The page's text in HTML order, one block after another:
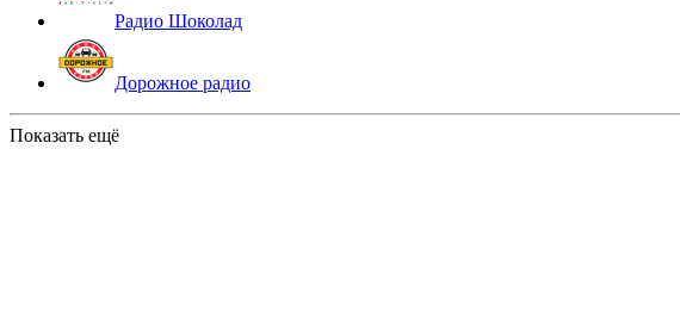
Радио Шоколад
Дорожное радио
Показать ещё